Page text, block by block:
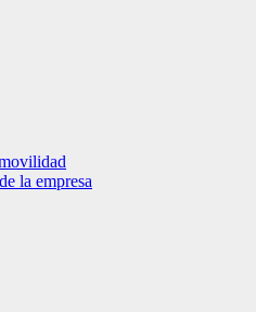
la empresa